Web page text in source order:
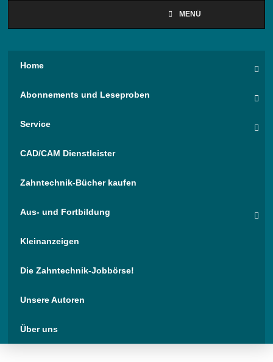
MENÜ
Home
Abonnements und Leseproben
Service
CAD/CAM Dienstleister
Zahntechnik-Bücher kaufen
Aus- und Fortbildung
Kleinanzeigen
Die Zahntechnik-Jobbörse!
Unsere Autoren
Über uns